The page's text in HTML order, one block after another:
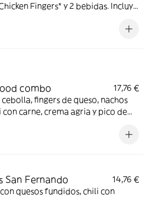
Fingers* y 2 bebidas. Incluye
para cena y película en casa. ¡DE
combo
17,76 €
fingers de queso, nachos
con carne, crema agria y pico de
San Fernando
14,76 €
quesos fundidos, chili con